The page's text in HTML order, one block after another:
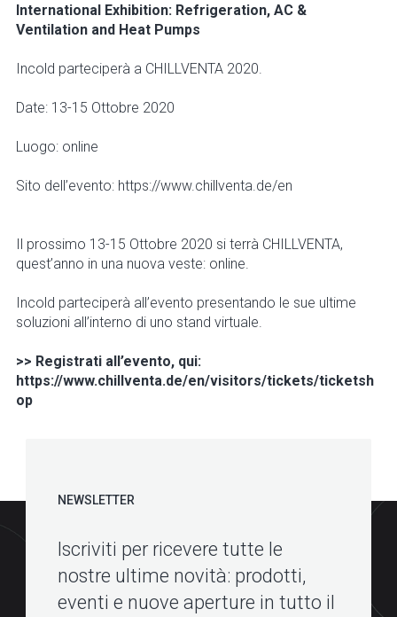
International Exhibition: Refrigeration, AC &
Ventilation and Heat Pumps
Incold parteciperà a CHILLVENTA 2020.
Date: 13-15 Ottobre 2020
Luogo: online
Sito dell’evento: https://www.chillventa.de/en
Il prossimo 13-15 Ottobre 2020 si terrà CHILLVENTA,
quest’anno in una nuova veste: online.
Incold parteciperà all’evento presentando le sue ultime
soluzioni all’interno di uno stand virtuale.
>> Registrati all’evento, qui:
https://www.chillventa.de/en/visitors/tickets/ticketsh
op
NEWSLETTER
Iscriviti per ricevere tutte le
nostre ultime novità: prodotti,
eventi e nuove aperture in tutto il